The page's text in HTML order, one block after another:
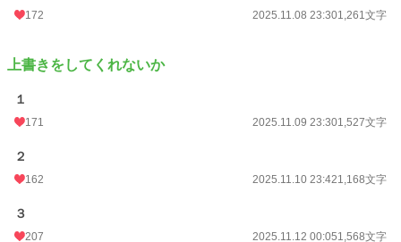
172 2025.11.08 23:301,261文字
上書きをしてくれないか
１
171 2025.11.09 23:301,527文字
２
162 2025.11.10 23:421,168文字
３
207 2025.11.12 00:051,568文字